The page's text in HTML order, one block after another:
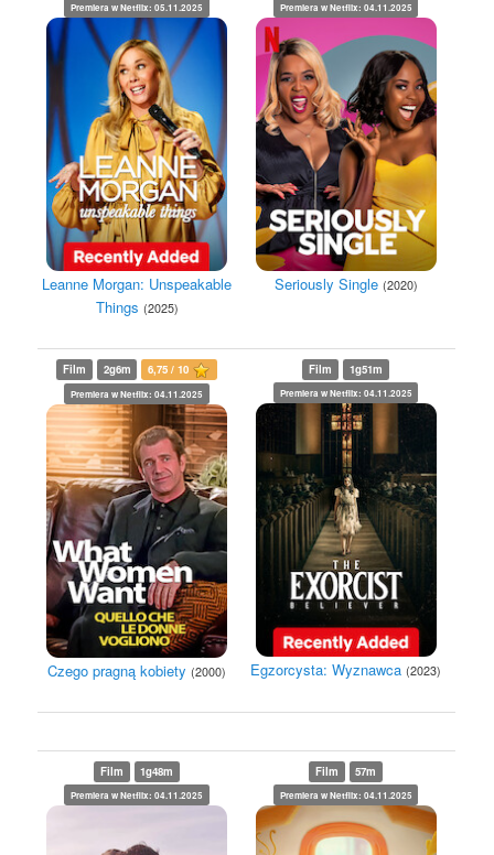
Premiera w Netflix: 05.11.2025
Leanne Morgan: Unspeakable
Things (2025)
Premiera w Netflix: 04.11.2025
Seriously Single (2020)
Film 2g6m 6,75 / 10
Premiera w Netflix: 04.11.2025
Czego pragną kobiety (2000)
Film 1g51m
Premiera w Netflix: 04.11.2025
Egzorcysta: Wyznawca (2023)
Film 1g48m
Premiera w Netflix: 04.11.2025
Film 57m
Premiera w Netflix: 04.11.2025